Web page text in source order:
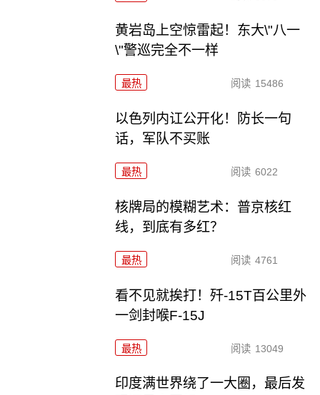
黄岩岛上空惊雷起！东大\"八一
\"警巡完全不一样
最热 阅读 15486
以色列内讧公开化！防长一句
话，军队不买账
最热 阅读 6022
核牌局的模糊艺术：普京核红
线，到底有多红？
最热 阅读 4761
看不见就挨打！歼-15T百公里外
一剑封喉F-15J
最热 阅读 13049
印度满世界绕了一大圈，最后发